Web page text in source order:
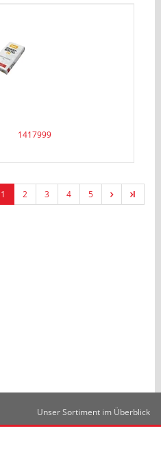
1417999
1 2 3 4 5 l
Unser Sortiment im Überblick